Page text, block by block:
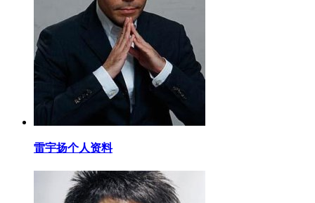
​雷宇扬个人资料